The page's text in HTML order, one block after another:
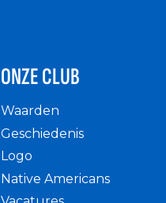
ONZE CLUB
Waarden
Geschiedenis
Logo
Native Americans